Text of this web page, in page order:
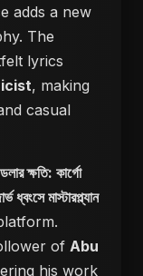
adds a new
The
lyrics
, making
casual
ক্ষতি: কার্গো
মাস্টারপ্ল্যান
of Abu
his work